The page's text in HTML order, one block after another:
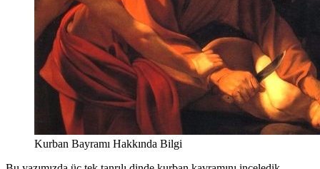
Kurban Bayramı Hakkında Bilgi